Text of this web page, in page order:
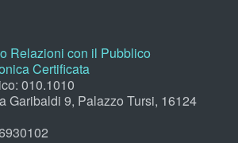
Relazioni con il Pubblico
Certificata
010.1010
Garibaldi 9, Palazzo Tursi, 16124